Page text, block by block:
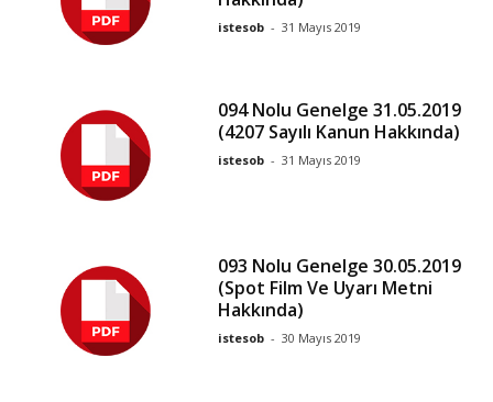
istesob - 31 Mayıs 2019
094 Nolu Genelge 31.05.2019
(4207 Sayılı Kanun Hakkında)
istesob - 31 Mayıs 2019
093 Nolu Genelge 30.05.2019
(Spot Film Ve Uyarı Metni
Hakkında)
istesob - 30 Mayıs 2019